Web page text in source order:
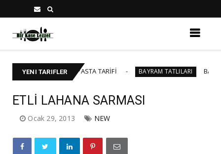
YENI TARIFLER
KİŞİLİK YAŞ PASTA TARİFİ BAYRAM TATLILARI BAKLAVALI
ETLİ LAHANA SARMASI
Ocak 29, 2013 NEW